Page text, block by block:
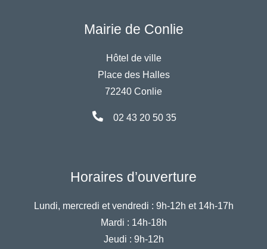
Mairie de Conlie
Hôtel de ville
Place des Halles
72240 Conlie
02 43 20 50 35
Horaires d’ouverture
Lundi, mercredi et vendredi : 9h-12h et 14h-17h
Mardi : 14h-18h
Jeudi : 9h-12h